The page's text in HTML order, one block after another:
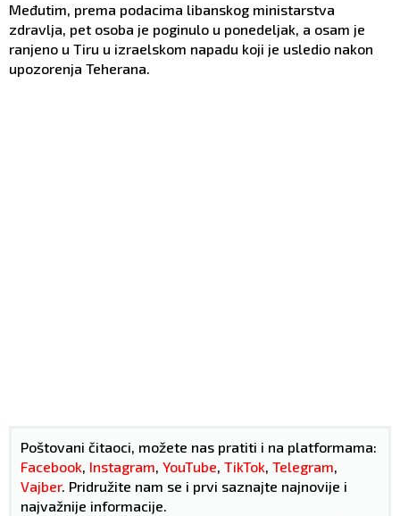
Međutim, prema podacima libanskog ministarstva
zdravlja, pet osoba je poginulo u ponedeljak, a osam je
ranjeno u Tiru u izraelskom napadu koji je usledio nakon
upozorenja Teherana.
Poštovani čitaoci, možete nas pratiti i na platformama:
Facebook, Instagram, YouTube, TikTok, Telegram,
Vajber. Pridružite nam se i prvi saznajte najnovije i
najvažnije informacije.